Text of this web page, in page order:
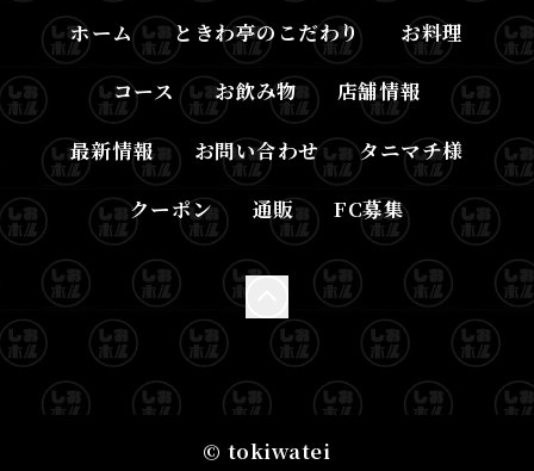
ホーム ときわ亭のこだわり お料理
コース お飲み物 店舗情報
最新情報 お問い合わせ タニマチ様
クーポン 通販 FC募集
© tokiwatei